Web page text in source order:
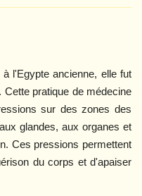
l'Egypte ancienne, elle fut
Cette pratique de médecine
sur des zones des
aux glandes, aux organes et
Ces pressions permettent
du corps et d'apaiser